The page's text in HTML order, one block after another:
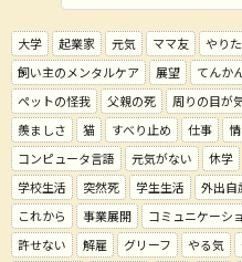
大学 起業家 元気 ママ友 やり
飼い主のメンタルケア
展望 てんか
ペットの怪我
父親の死 周りの目が
羨ましさ
猫 すべり止め 仕事
コンピュータ言語
元気がない 休学
学校生活
突然死 学生生活 外出自
これから
事業展開 コミュニケーシ
許せない
解雇 グリーフ やる気